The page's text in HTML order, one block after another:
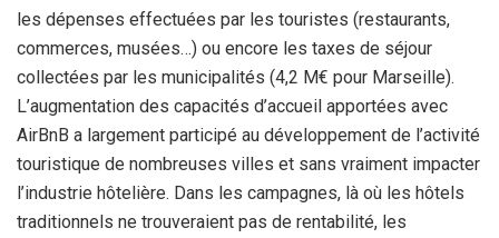
les dépenses effectuées par les touristes (restaurants,
commerces, musées…) ou encore les taxes de séjour
collectées par les municipalités (4,2 M€ pour Marseille).
L’augmentation des capacités d’accueil apportées avec
AirBnB a largement participé au développement de l’activité
touristique de nombreuses villes et sans vraiment impacter
l’industrie hôtelière. Dans les campagnes, là où les hôtels
traditionnels ne trouveraient pas de rentabilité, les